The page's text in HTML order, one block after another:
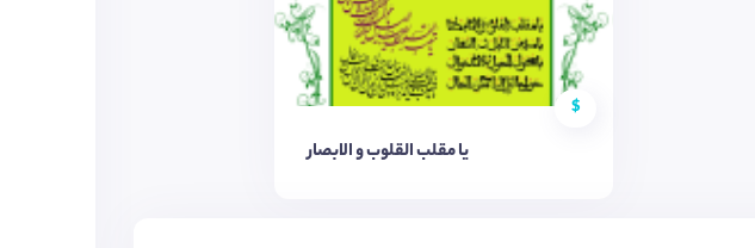
$
یا مقلب القلوب و الابصار